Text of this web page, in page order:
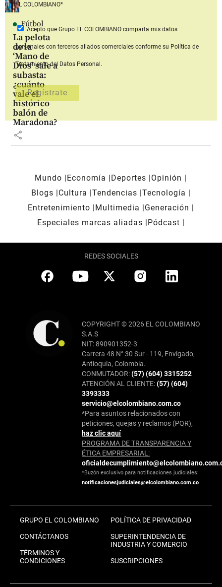
Fútbol
La pelota
de la
‘Mano de
Dios’ sale a
subasta:
¿cuánto
vale el
histórico
balón de
Maradona?
share
EL COLOMBIANO*
Acepto que Grupo EL COLOMBIANOcomparta mis datos
personales con terceros aliados comerciales conforme su Política de
Tratamiento del Datos Personal.
Mundo Economía Deportes
Opinión
Blogs
Cultura Tendencias Tecnología
Entretenimiento
Multimedia
Generación
Especiales marcas aliadas
Pódcast
REDES SOCIALES
COPYRIGHT © 2026 EL COLOMBIANO
S.A.S
NIT: 890901352-3
Carrera 48 N° 30 Sur - 119, Envigado,
Antioquia, Colombia.
CONMUTADOR:(57) (604) 3315252
ATENCIÓN AL CLIENTE:(57) (604)
3393333
servicio@elcolombiano.com.co
*Para asuntos relacionados con
peticiones, quejas y reclamos (PQR),
haz clic aquí
PROGRAMA DE TRANSPARENCIA Y
ÉTICA EMPRESARIAL:
*Buzón exclusivo para notificaciones judiciales:
notificacionesjudiciales@elcolombiano.com.co
GRUPO EL COLOMBIANO
CONTÁCTANOS
TÉRMINOS Y
CONDICIONES
POLÍTICA DE PRIVACIDAD
SUPERINTENDENCIA DE
INDUSTRIA Y COMERCIO
SUSCRIPCIONES